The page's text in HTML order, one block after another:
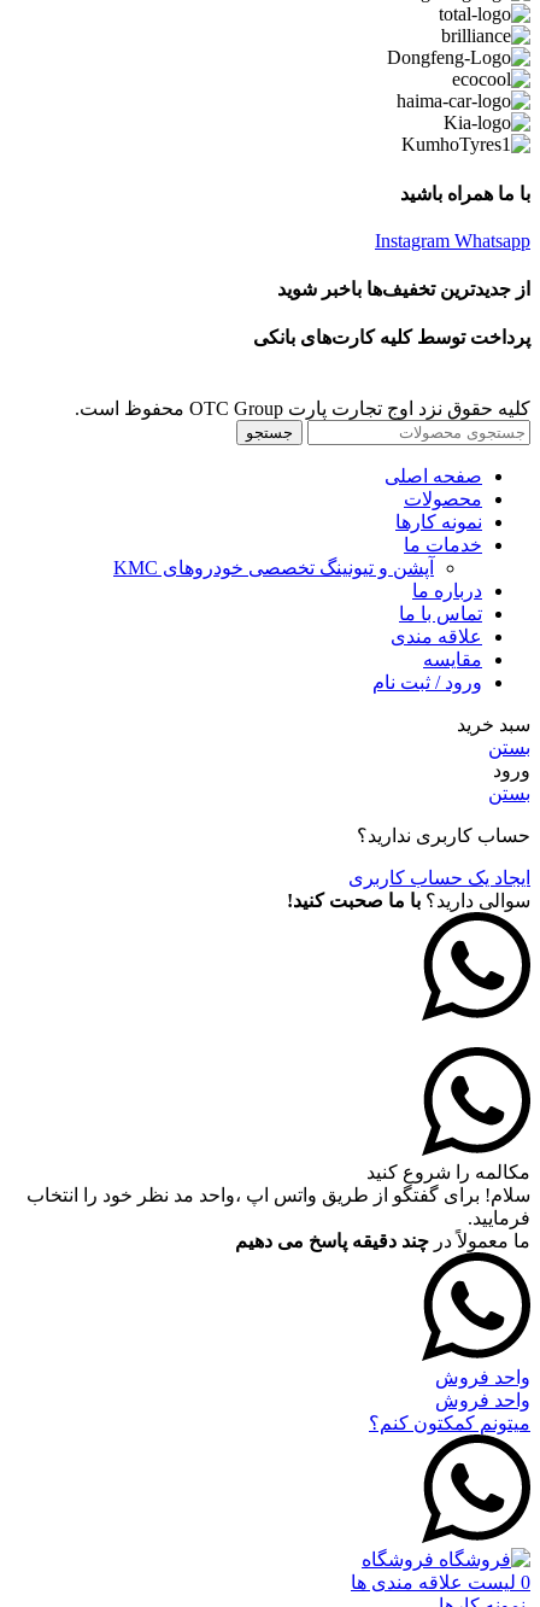
با ما همراه باشید
Instagram Whatsapp
از جدیدترین تخفیف‌ها باخبر شوید
پرداخت توسط کلیه کارت‌های بانکی
کلیه حقوق نزد اوج تجارت پارت OTC Group محفوظ است.
جستجو
صفحه اصلی
محصولات
نمونه کارها
خدمات ما
آپشن و تیونینگ تخصصی خودروهای KMC
درباره ما
تماس با ما
علاقه مندی
مقايسه
ورود / ثبت نام
سبد خرید
بستن
ورود
بستن
حساب کاربری ندارید؟
ایجاد یک حساب کاربری
سوالی دارید؟ با ما صحبت کنید!
مکالمه را شروع کنید
سلام! برای گفتگو از طریق واتس اپ ،واحد مد نظر خود را انتخاب
فرمایید.
ما معمولاً در چند دقیقه پاسخ می دهیم
واحد فروش
واحد فروش
میتونم کمکتون کنم؟
فروشگاه
0 لیست علاقه مندی ها